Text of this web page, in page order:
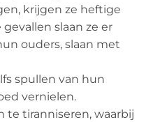
krijgen ze heftige
slaan ze er
ouders, slaan met
spullen van hun
vernielen.
te tiranniseren, waarbij